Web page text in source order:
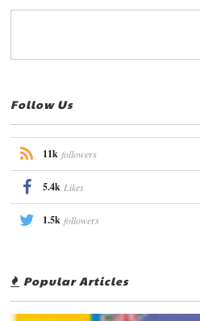
Follow Us
11k followers
5.4k Likes
1.5k followers
Popular Articles